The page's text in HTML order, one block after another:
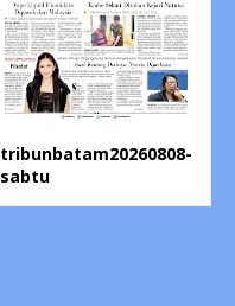
tribunbatam20260808-
sabtu